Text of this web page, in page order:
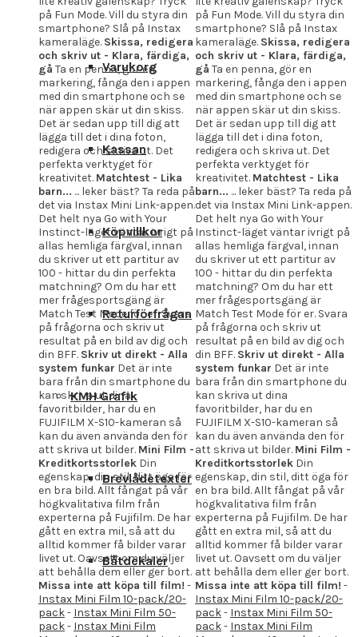
Varukorg
Kassan
Köpvillkor
Returförfrågan
KMH Grafik
Brevlådetexter
Båtdekaler
på Fun Mode. Vill du styra din
smartphone? Slå på Instax
kameraläge. Skissa, redigera
och skriv ut - Klara, färdiga,
gå Ta en penna, gör en
markering, fånga den i appen
med din smartphone och se
när appen skär ut din skiss.
Det är sedan upp till dig att
lägga till det i dina foton,
redigera och skriva ut. Det
perfekta verktyget för
kreativitet. Matchtest - Lika
barn... ... leker bäst? Ta reda på
det via Instax Mini Link-appen.
Det helt nya Go with Your
Instinct-läget väntar ivrigt på
allas hemliga färgval, innan
du skriver ut ett partitur av
100 - hittar du din perfekta
matchning? Om du har ett
mer frågesportsgäng är
Match Test Mode för er. Svara
på frågorna och skriv ut
resultat på en bild av dig och
din BFF. Skriv ut direkt - Alla
system funkar Det är inte
bara från din smartphone du
kan skriva ut dina
favoritbilder, har du en
FUJIFILM X-S10-kameran så
kan du även använda den för
att skriva ut bilder. Mini Film -
Kreditkortsstorlek Din
egenskap, din stil, ditt öga för
en bra bild. Allt fångat på vår
högkvalitativa film från
experterna på Fujifilm. De har
gått en extra mil, så att du
alltid kommer få bilder varar
livet ut. Oavsett om du väljer
att behålla dem eller ger bort.
Missa inte att köpa till film! -
Instax Mini Film 10-pack/20-
pack- Instax Mini Film 50-
pack- Instax Mini Film
på Fun Mode. Vill du styra din
smartphone? Slå på Instax
kameraläge. Skissa, redigera
och skriv ut - Klara, färdiga,
gå Ta en penna, gör en
markering, fånga den i appen
med din smartphone och se
när appen skär ut din skiss.
Det är sedan upp till dig att
lägga till det i dina foton,
redigera och skriva ut. Det
perfekta verktyget för
kreativitet. Matchtest - Lika
barn... ... leker bäst? Ta reda på
det via Instax Mini Link-appen.
Det helt nya Go with Your
Instinct-läget väntar ivrigt på
allas hemliga färgval, innan
du skriver ut ett partitur av
100 - hittar du din perfekta
matchning? Om du har ett
mer frågesportsgäng är
Match Test Mode för er. Svara
på frågorna och skriv ut
resultat på en bild av dig och
din BFF. Skriv ut direkt - Alla
system funkar Det är inte
bara från din smartphone du
kan skriva ut dina
favoritbilder, har du en
FUJIFILM X-S10-kameran så
kan du även använda den för
att skriva ut bilder. Mini Film -
Kreditkortsstorlek Din
egenskap, din stil, ditt öga för
en bra bild. Allt fångat på vår
högkvalitativa film från
experterna på Fujifilm. De har
gått en extra mil, så att du
alltid kommer få bilder varar
livet ut. Oavsett om du väljer
att behålla dem eller ger bort.
Missa inte att köpa till film! -
Instax Mini Film 10-pack/20-
pack- Instax Mini Film 50-
pack- Instax Mini Film